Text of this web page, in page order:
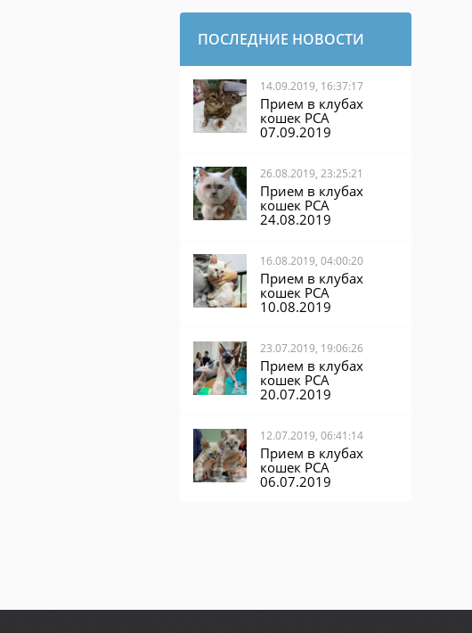
ПОСЛЕДНИЕ НОВОСТИ
14.09.2019, 16:37:17
Прием в клубах
кошек PCA
07.09.2019
26.08.2019, 23:25:21
Прием в клубах
кошек PCA
24.08.2019
16.08.2019, 04:00:20
Прием в клубах
кошек PCA
10.08.2019
23.07.2019, 19:06:26
Прием в клубах
кошек PCA
20.07.2019
12.07.2019, 06:41:14
Прием в клубах
кошек PCA
06.07.2019